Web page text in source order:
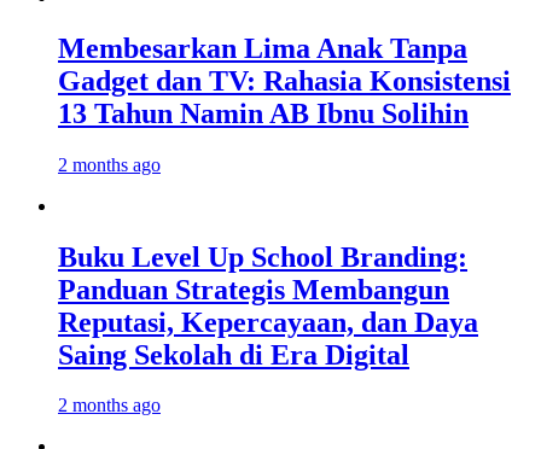
Membesarkan Lima Anak Tanpa
Gadget dan TV: Rahasia Konsistensi
13 Tahun Namin AB Ibnu Solihin
2 months ago
Buku Level Up School Branding:
Panduan Strategis Membangun
Reputasi, Kepercayaan, dan Daya
Saing Sekolah di Era Digital
2 months ago